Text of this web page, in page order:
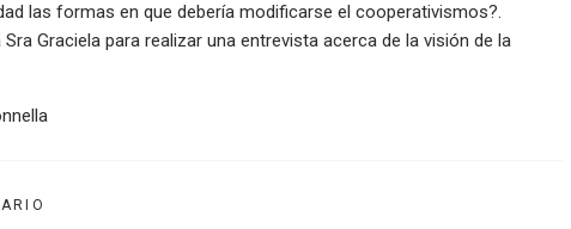
las formas en que debería modificarse el cooperativismos?.
Graciela para realizar una entrevista acerca de la visión de la